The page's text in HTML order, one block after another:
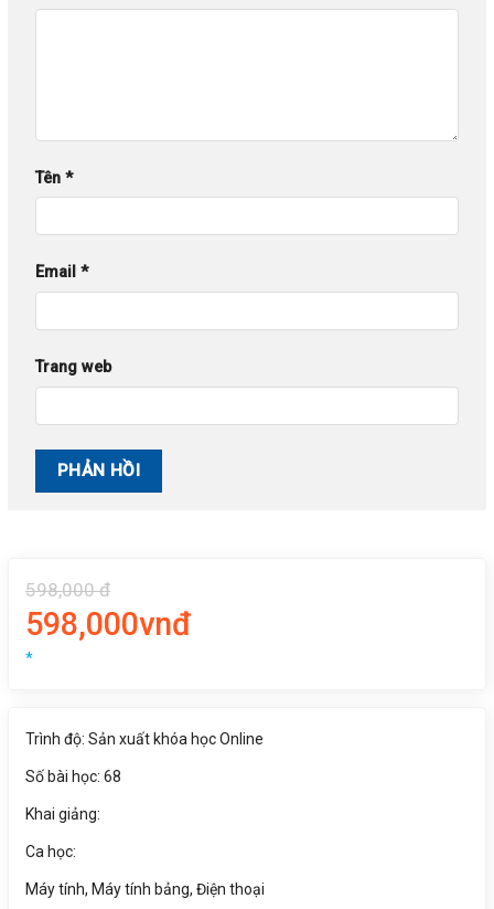
Tên *
Email *
Trang web
598,000 đ
598,000vnđ
*
Trình độ: Sản xuất khóa học Online
Số bài học: 68
Khai giảng:
Ca học:
Máy tính, Máy tính bảng, Điện thoại